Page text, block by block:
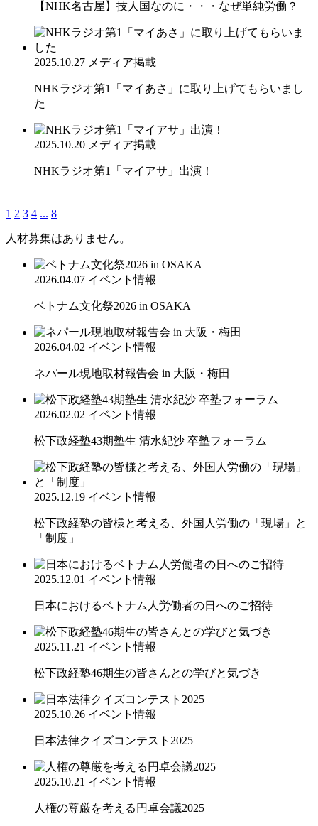
【NHK名古屋】技人国なのに・・・なぜ単純労働？
2025.10.27 メディア掲載
NHKラジオ第1「マイあさ」に取り上げてもらいまし
た
2025.10.20 メディア掲載
NHKラジオ第1「マイアサ」出演！
1 2 3 4 ... 8
人材募集はありません。
2026.04.07 イベント情報
ベトナム文化祭2026 in OSAKA
2026.04.02 イベント情報
ネパール現地取材報告会 in 大阪・梅田
2026.02.02 イベント情報
松下政経塾43期塾生 清水紀沙 卒塾フォーラム
2025.12.19 イベント情報
松下政経塾の皆様と考える、外国人労働の「現場」と
「制度」
2025.12.01 イベント情報
日本におけるベトナム人労働者の日へのご招待
2025.11.21 イベント情報
松下政経塾46期生の皆さんとの学びと気づき
2025.10.26 イベント情報
日本法律クイズコンテスト2025
2025.10.21 イベント情報
人権の尊厳を考える円卓会議2025